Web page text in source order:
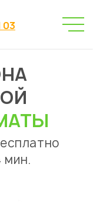
03
→
машины
мин.